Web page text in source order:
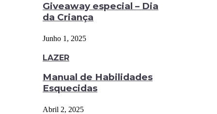
Giveaway especial – Dia
da Criança
Junho 1, 2025
LAZER
Manual de Habilidades
Esquecidas
Abril 2, 2025